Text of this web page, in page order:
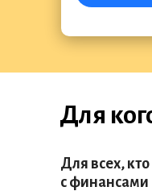
Для
Для всех,
с финансами